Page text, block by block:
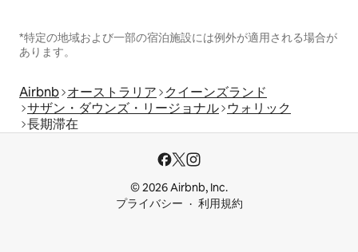
*特定の地域および一部の宿泊施設には例外が適用される場合が
あります。
Airbnb オーストラリア
クイーンズランド
サザン・ダウンズ・リージョナル ウォリック
長期滞在
© 2026 Airbnb, Inc.
プライバシー
利用規約